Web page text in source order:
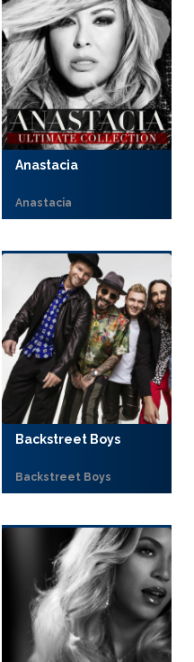
Anastacia
Anastacia
Backstreet Boys
Backstreet Boys